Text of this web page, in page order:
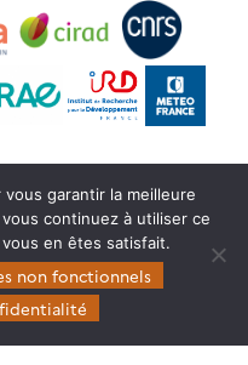
de Données
garantir la meilleure
continuez à utiliser ce
en êtes satisfait.
non fonctionnels